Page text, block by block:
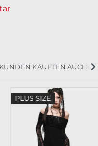
KUNDEN KAUFTEN AUCH
PLUS SIZE